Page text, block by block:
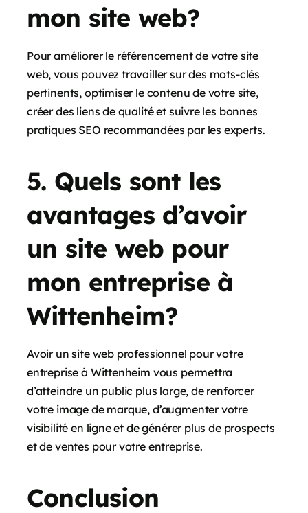
mon site web?
Pour améliorer le référencement de votre site
web, vous pouvez travailler sur des mots-clés
pertinents, optimiser le contenu de votre site,
créer des liens de qualité et suivre les bonnes
pratiques SEO recommandées par les experts.
5. Quels sont les
avantages d’avoir
un site web pour
mon entreprise à
Wittenheim?
Avoir un site web professionnel pour votre
entreprise à Wittenheim vous permettra
d’atteindre un public plus large, de renforcer
votre image de marque, d’augmenter votre
visibilité en ligne et de générer plus de prospects
et de ventes pour votre entreprise.
Conclusion